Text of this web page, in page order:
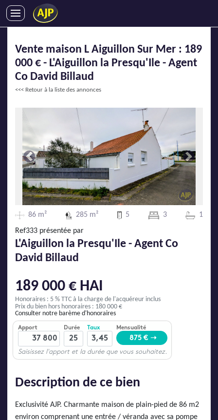
VENTES
LOCATIONS
GESTION LOCATIVE
IMMOBILIER NEUF
LOCATIONS DE VACANCES
ENTREPRISES
DEVENIR FRANCHISÉ
AJP Recrute
AJP Actualités
Service Qualité Clients
Vente maison L Aiguillon Sur Mer : 189
000 € - L'Aiguillon la Presqu'Ile - Agent
Co David Billaud
<<< Retour à la liste des annonces
Précédente Suivante
86 m² 285 m² 5 3 1
Ref333 présentée par
L'Aiguillon la Presqu'Ile - Agent Co
David Billaud
189 000 € HAI
Honoraires : 5 % TTC à la charge de l'acquéreur inclus
Prix du bien hors honoraires : 180 000 €
Consulter notre barème d'honoraires
Description de ce bien
Exclusivité AJP. Charmante maison de plain-pied de 86 m2
environ comprenant une entrée / véranda avec sa pompe